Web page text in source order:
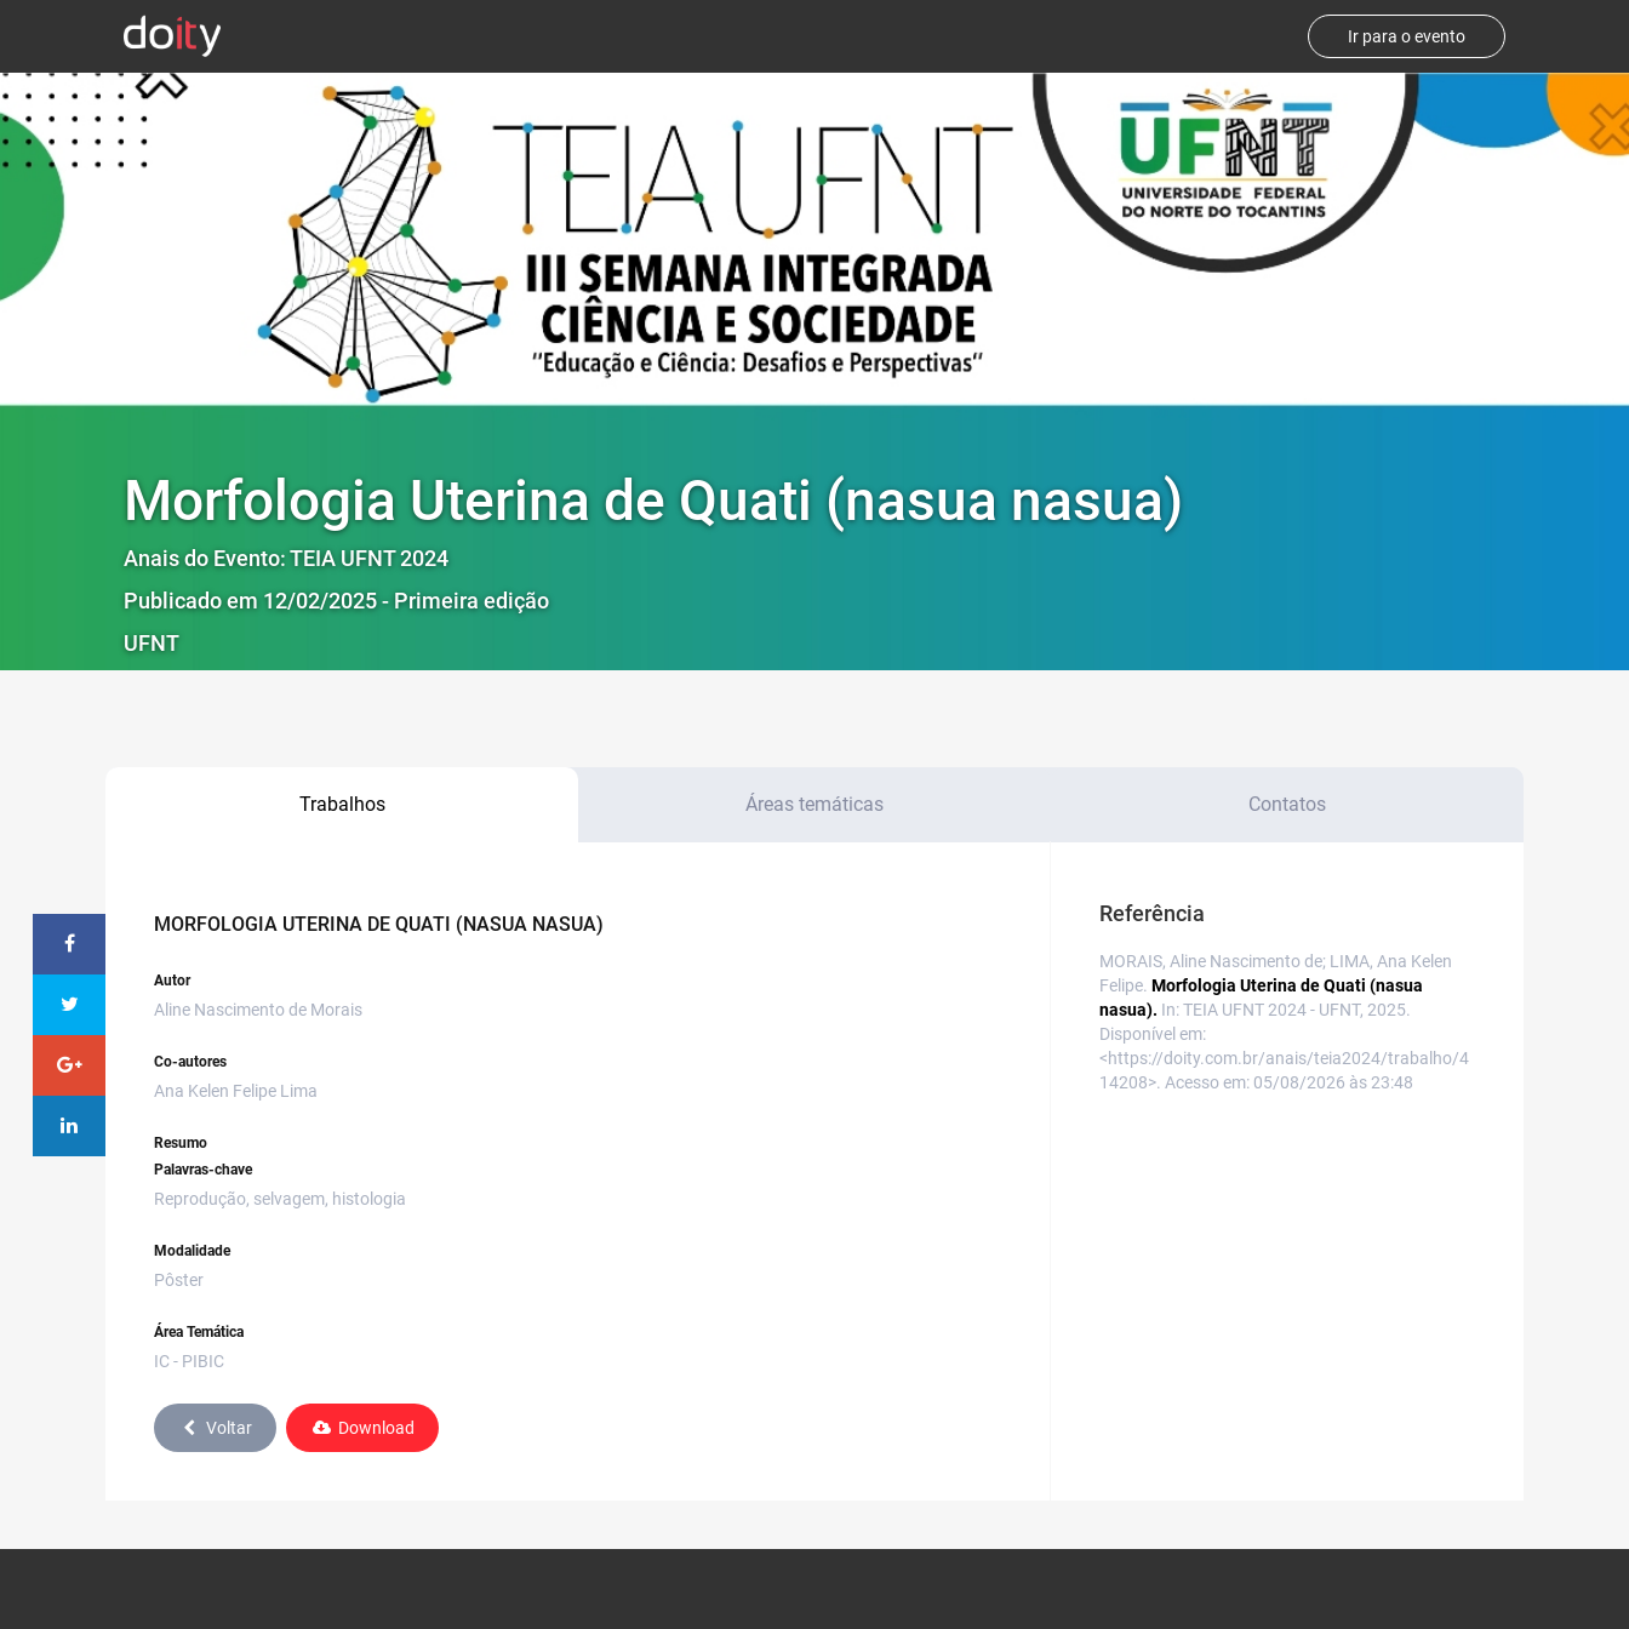
Ir para o evento
Morfologia Uterina de Quati (nasua nasua)
Anais do Evento: TEIA UFNT 2024
Publicado em 12/02/2025 - Primeira edição
UFNT
Trabalhos Áreas temáticas Contatos
MORFOLOGIA UTERINA DE QUATI (NASUA NASUA)
Autor
Aline Nascimento de Morais
Co-autores
Ana Kelen Felipe Lima
Resumo
Palavras-chave
Reprodução, selvagem, histologia
Modalidade
Pôster
Área Temática
IC - PIBIC
Voltar Download
Referência
MORAIS, Aline Nascimento de; LIMA, Ana Kelen
Felipe. Morfologia Uterina de Quati (nasua
nasua). In: TEIA UFNT 2024 - UFNT, 2025.
Disponível em:
<https://doity.com.br/anais/teia2024/trabalho/4
14208>. Acesso em: 05/08/2026 às 23:48